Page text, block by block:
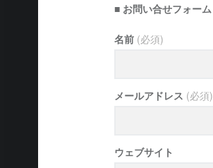
■ お問い合せフォーム
名前 (必須)
メールアドレス (必須)
ウェブサイト